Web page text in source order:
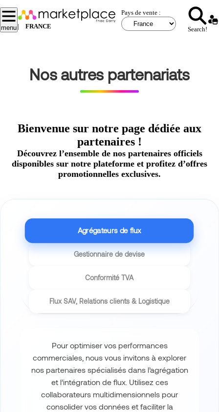
Aller
au
contenu
principal
menu | FRANCE
Pays de vente :
Search!
Nos autres partenariats
Bienvenue sur notre page dédiée aux
partenaires !
Découvrez l’ensemble de nos partenaires officiels
disponibles sur notre plateforme et profitez d’offres
promotionnelles exclusives.
Agrégateurs de flux
Gestionnaire de devise
ConformitéTVA
FluxSAV, Relations clients & Logistique
Pour optimiser vos performances
commerciales, nous vous invitons à explorer
nos partenaires spécialisés dans l’agrégation
et l’intégration de flux. Utilisez ces
collaborateurs multidimensionnels pour
consolider vos données et faciliter la